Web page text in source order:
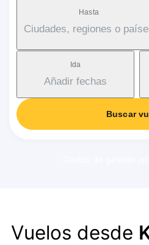
Hasta
Ciudades, regiones o
Ida
Añadir fechas
Buscar
Vuelos desde